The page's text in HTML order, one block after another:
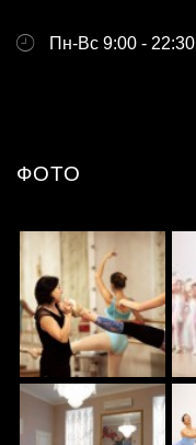
Пн-Вс 9:00 - 22:30
ФОТО